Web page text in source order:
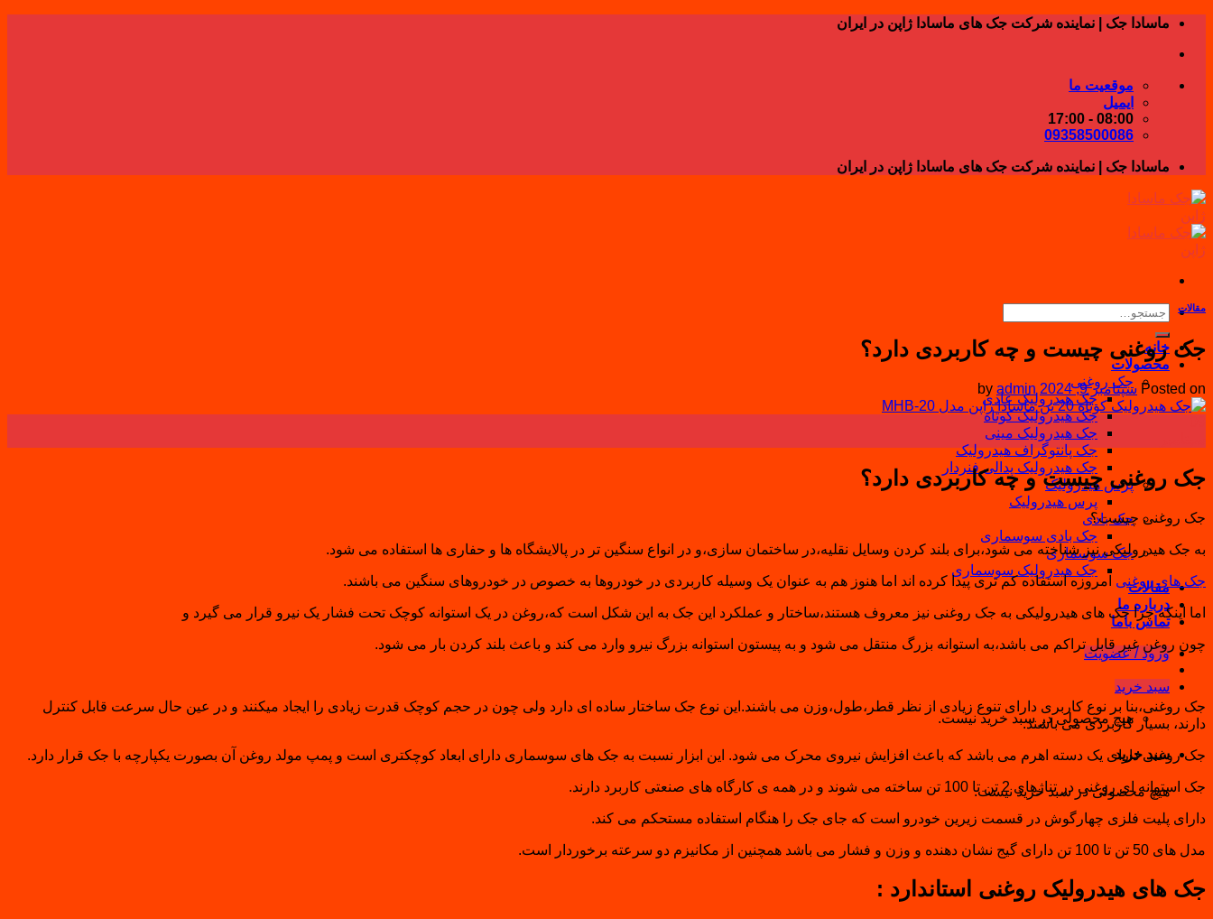
Skip
content
ماسادا جک | نماینده شرکت جک های ماسادا ژاپن در ایران
موقعیت ما
ایمیل
08:00 - 17:00
09358500086
ماسادا جک | نماینده شرکت جک های ماسادا ژاپن در ایران
جستجو
خانه
محصولات
جک روغنی
جک هیدرولیک عادی
جک هیدرولیک کوتاه
جک هیدرولیک مینی
جک پانتوگراف هیدرولیک
جک هیدرولیک پدالی فنردار
پرس هیدرولیک
پرس هیدرولیک
جک بادی
جک بادی سوسماری
جک سوسماری
جک هیدرولیک سوسماری
مقالات
درباره ما
تماس باما
ورود / عضویت
سبد خرید
هیچ محصولی در سبد خرید نیست.
سبد خرید
هیچ محصولی در سبد خرید نیست.
مقالات
جک روغنی چیست و چه کاربردی دارد؟
Posted on سپتامبر 9, 2024 by admin
جک روغنی چیست و چه کاربردی دارد؟
جک روغنی چیست؟
به جک هیدرولیکی نیز شناخته می شود،برای بلند کردن وسایل نقلیه،در ساختمان سازی،و در انواع سنگین تر در پالایشگاه ها و حفاری ها استفاده می شود.
جک های روغنی امروزه استفاده کم تری پیدا کرده اند اما هنوز هم به عنوان یک وسیله کاربردی در خودروها به خصوص در خودروهای سنگین می باشند.
اما اینکه چرا جک های هیدرولیکی به جک روغنی نیز معروف هستند،ساختار و عملکرد این جک به این شکل است که،روغن در یک استوانه کوچک تحت فشار یک نیرو قرار می گیرد و
چون روغن غیر قابل تراکم می باشد،به استوانه بزرگ منتقل می شود و به پیستون استوانه بزرگ نیرو وارد می کند و باعث بلند کردن بار می شود.
جک روغنی،بنا بر نوع کاربری دارای تنوع زیادی از نظر قطر،طول،وزن می باشند.این نوع جک ساختار ساده ای دارد ولی چون در حجم کوچک قدرت زیادی را ایجاد میکنند و در عین حال سرعت قابل کنترل
دارند، بسیار کاربردی می باشند.
جک روغنی دارای یک دسته اهرم می باشد که باعث افزایش نیروی محرک می شود. این ابزار نسبت به جک های سوسماری دارای ابعاد کوچکتری است و پمپ مولد روغن آن بصورت یکپارچه با جک قرار دارد.
جک استوانه ای روغنی در تناژهای 2 تن تا 100 تن ساخته می شوند و در همه ی کارگاه های صنعتی کاربرد دارند.
دارای پلیت فلزی چهارگوش در قسمت زیرین خودرو است که جای جک را هنگام استفاده مستحکم می کند.
مدل های 50 تن تا 100 تن دارای گیج نشان دهنده و وزن و فشار می باشد همچنین از مکانیزم دو سرعته برخوردار است.
جک های هیدرولیک روغنی استاندارد :